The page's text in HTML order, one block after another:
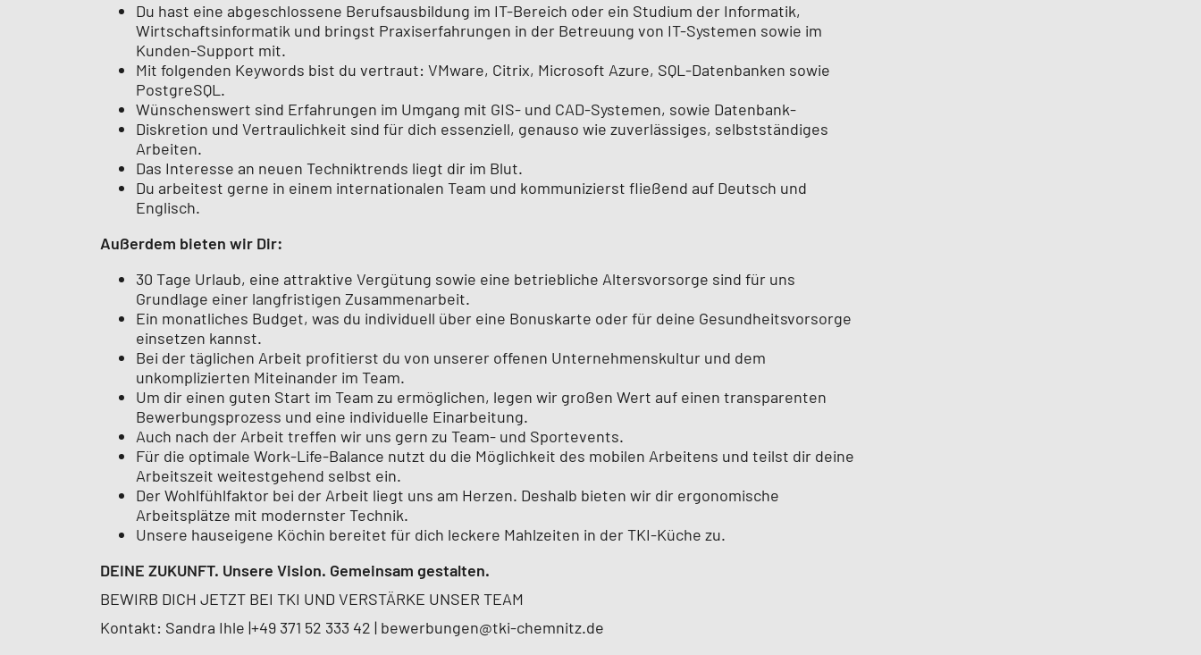
Du hast eine abgeschlossene Berufsausbildung im IT-Bereich oder ein Studium der Informatik,
Wirtschaftsinformatik und bringst Praxiserfahrungen in der Betreuung von IT-Systemen sowie im
Kunden-Support mit.
Mit folgenden Keywords bist du vertraut: VMware, Citrix, Microsoft Azure, SQL-Datenbanken sowie
PostgreSQL.
Wünschenswert sind Erfahrungen im Umgang mit GIS- und CAD-Systemen, sowie Datenbank-
Diskretion und Vertraulichkeit sind für dich essenziell, genauso wie zuverlässiges, selbstständiges
Arbeiten.
Das Interesse an neuen Techniktrends liegt dir im Blut.
Du arbeitest gerne in einem internationalen Team und kommunizierst fließend auf Deutsch und
Englisch.
Außerdem bieten wir Dir:
30 Tage Urlaub, eine attraktive Vergütung sowie eine betriebliche Altersvorsorge sind für uns
Grundlage einer langfristigen Zusammenarbeit.
Ein monatliches Budget, was du individuell über eine Bonuskarte oder für deine Gesundheitsvorsorge
einsetzen kannst.
Bei der täglichen Arbeit profitierst du von unserer offenen Unternehmenskultur und dem
unkomplizierten Miteinander im Team.
Um dir einen guten Start im Team zu ermöglichen, legen wir großen Wert auf einen transparenten
Bewerbungsprozess und eine individuelle Einarbeitung.
Auch nach der Arbeit treffen wir uns gern zu Team- und Sportevents.
Für die optimale Work-Life-Balance nutzt du die Möglichkeit des mobilen Arbeitens und teilst dir deine
Arbeitszeit weitestgehend selbst ein.
Der Wohlfühlfaktor bei der Arbeit liegt uns am Herzen. Deshalb bieten wir dir ergonomische
Arbeitsplätze mit modernster Technik.
Unsere hauseigene Köchin bereitet für dich leckere Mahlzeiten in der TKI-Küche zu.
DEINE ZUKUNFT. Unsere Vision. Gemeinsam gestalten.
BEWIRB DICH JETZT BEI TKI UND VERSTÄRKE UNSER TEAM
Kontakt: Sandra Ihle |+49 371 52 333 42 | bewerbungen@tki-chemnitz.de